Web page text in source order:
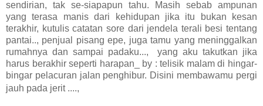
sendirian, tak se-siapapun tahu. Masih sebab ampunan
yang terasa manis dari kehidupan jika itu bukan kesan
terakhir, kutulis catatan sore dari jendela terali besi tentang
pantai.., penjual pisang epe, juga tamu yang meninggalkan
rumahnya dan sampai padaku..., yang aku takutkan jika
harus berakhir seperti harapan_ by : telisik malam di hingar-
bingar pelacuran jalan penghibur. Disini membawamu pergi
jauh pada jerit ....,